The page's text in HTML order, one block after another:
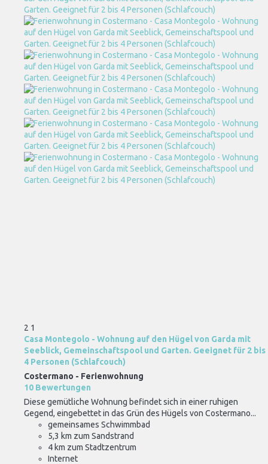
2 1
Casa Montegolo - Wohnung auf den Hügel von Garda mit
Seeblick, Gemeinschaftspool und Garten. Geeignet für 2 bis
4 Personen (Schlafcouch)
Costermano - Ferienwohnung
10 Bewertungen
Diese gemütliche Wohnung befindet sich in einer ruhigen
Gegend, eingebettet in das Grün des Hügels von Costermano...
gemeinsames Schwimmbad
5,3 km zum Sandstrand
4 km zum Stadtzentrum
Internet